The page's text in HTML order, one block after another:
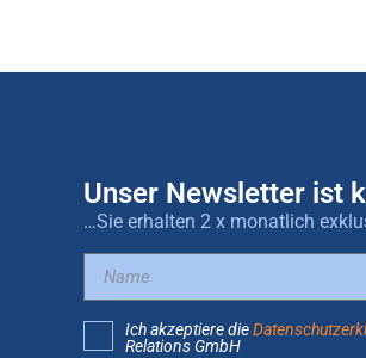
Unser Newsletter ist
…Sie erhalten 2 x monatlich
Ich akzeptiere die
Relations GmbH